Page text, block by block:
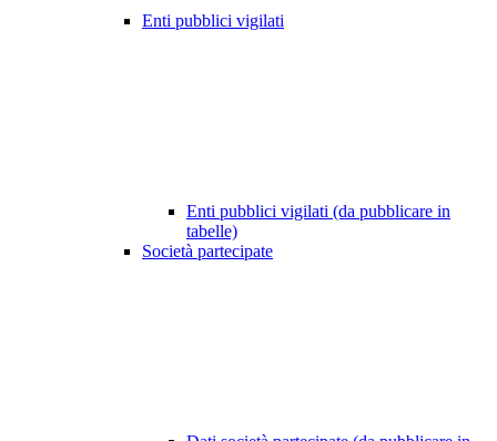
Enti pubblici vigilati
Enti pubblici vigilati (da pubblicare in
tabelle)
Società partecipate